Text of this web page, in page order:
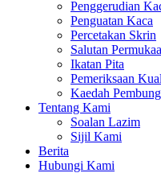
Penggerudian
Penguatan Kaca
Percetakan Skrin
Salutan
Ikatan Pita
Pemeriksaan
Kaedah
Tentang Kami
Soalan Lazim
Sijil Kami
Berita
Hubungi Kami